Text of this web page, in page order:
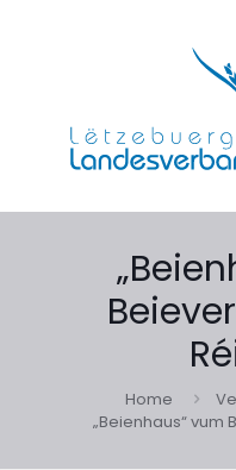
Home
„Beienhaus“ vum